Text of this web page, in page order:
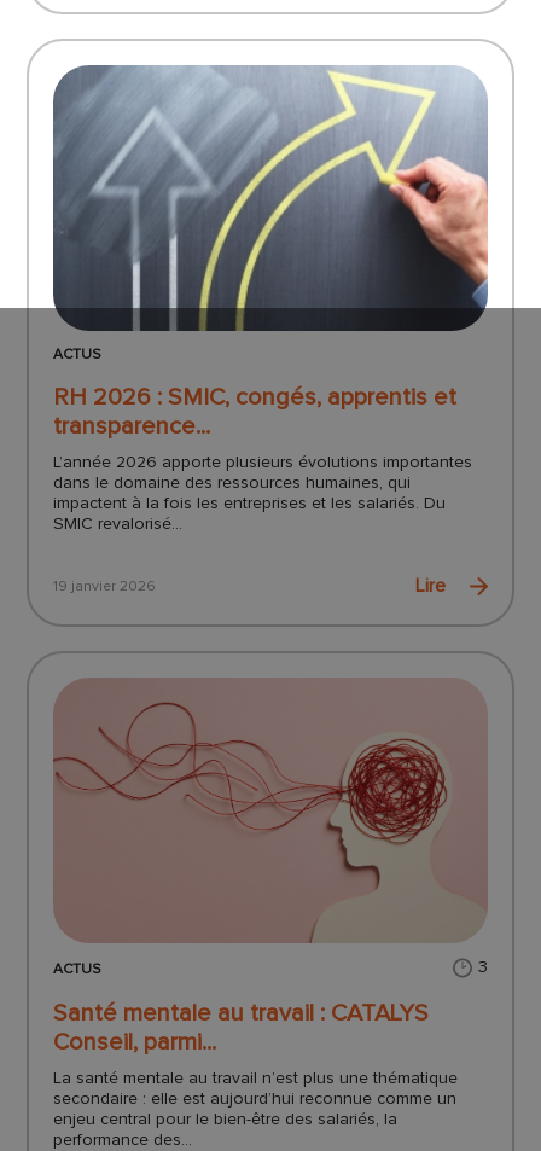
ACTUS
RH 2026 : SMIC, congés, apprentis et
transparence...
L’année 2026 apporte plusieurs évolutions importantes
dans le domaine des ressources humaines, qui
impactent à la fois les entreprises et les salariés. Du
SMIC revalorisé...
19 janvier 2026 Lire
ACTUS 3
Santé mentale au travail : CATALYS
Conseil, parmi...
La santé mentale au travail n’est plus une thématique
secondaire : elle est aujourd’hui reconnue comme un
enjeu central pour le bien-être des salariés, la
performance des...